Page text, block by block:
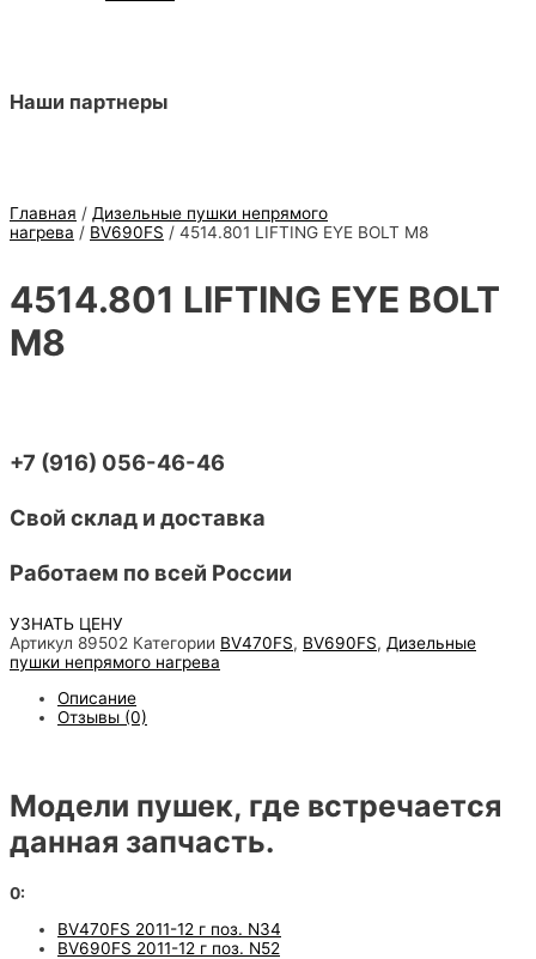
MCS ПО НИЗКИМ
ПРИ ПЕРВОМ ЗАКАЗЕ СКИДКА 15%!
Наши партнеры
Главная / Дизельные пушки непрямого
нагрева / BV690FS / 4514.801 LIFTING EYE BOLT M8
4514.801 LIFTING EYE BOLT
M8
+7 (916) 056-46-46
Свой склад и доставка
Работаем по всей России
УЗНАТЬ ЦЕНУ
Артикул 89502 Категории BV470FS, BV690FS, Дизельные
пушки непрямого нагрева
Описание
Отзывы (0)
Модели пушек, где встречается
данная запчасть.
0:
BV470FS 2011-12 г поз. N34
BV690FS 2011-12 г поз. N52